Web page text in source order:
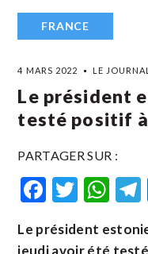
FRANCE
4 MARS 2022 LE
Le président
testé positif à
PARTAGER SUR :
Le président
jeudi avoir été